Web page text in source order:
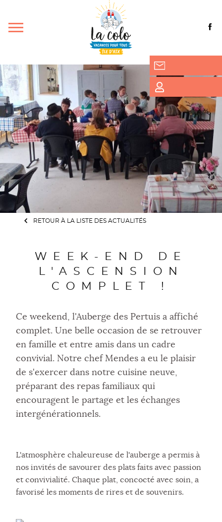
RETOUR À LA LISTE DES ACTUALITÉS
WEEK-END DE
L'ASCENSION
COMPLET !
Ce weekend, l'Auberge des Pertuis a affiché
complet. Une belle occasion de se retrouver
en famille et entre amis dans un cadre
convivial. Notre chef Mendes a eu le plaisir
de s'exercer dans notre cuisine neuve,
préparant des repas familiaux qui
encouragent le partage et les échanges
intergénérationnels.
L'atmosphère chaleureuse de l'auberge a permis à
nos invités de savourer des plats faits avec passion
et convivialité. Chaque plat, concocté avec soin, a
favorisé les moments de rires et de souvenirs.